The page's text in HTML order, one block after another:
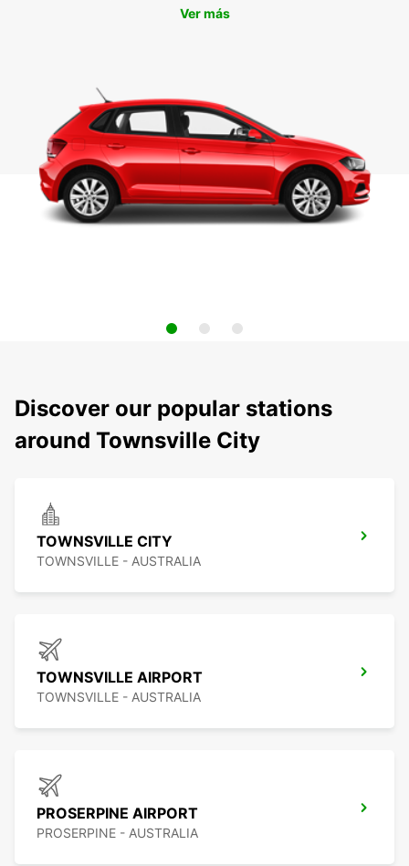
Ver más
Discover our popular stations
around Townsville City
TOWNSVILLE CITY
TOWNSVILLE - AUSTRALIA
TOWNSVILLE AIRPORT
TOWNSVILLE - AUSTRALIA
PROSERPINE AIRPORT
PROSERPINE - AUSTRALIA